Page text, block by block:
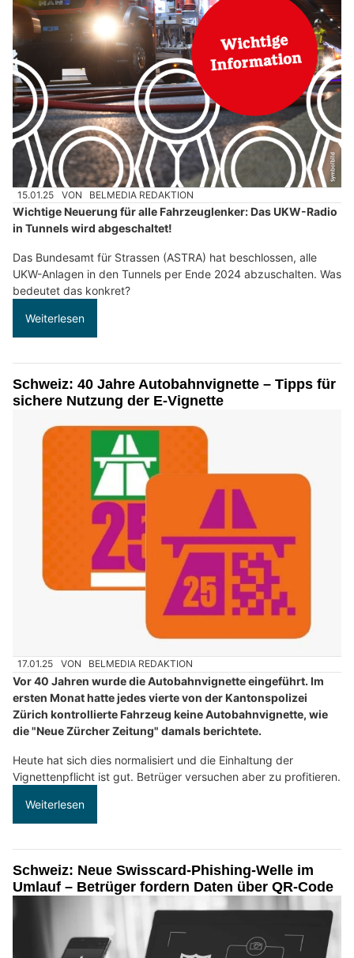
15.01.25 VON BELMEDIA REDAKTION
Wichtige Neuerung für alle Fahrzeuglenker: Das UKW-Radio
in Tunnels wird abgeschaltet!
Das Bundesamt für Strassen (ASTRA) hat beschlossen, alle
UKW-Anlagen in den Tunnels per Ende 2024 abzuschalten. Was
bedeutet das konkret?
Weiterlesen
Schweiz: 40 Jahre Autobahnvignette – Tipps für
sichere Nutzung der E-Vignette
17.01.25 VON BELMEDIA REDAKTION
Vor 40 Jahren wurde die Autobahnvignette eingeführt. Im
ersten Monat hatte jedes vierte von der Kantonspolizei
Zürich kontrollierte Fahrzeug keine Autobahnvignette, wie
die "Neue Zürcher Zeitung" damals berichtete.
Heute hat sich dies normalisiert und die Einhaltung der
Vignettenpflicht ist gut. Betrüger versuchen aber zu profitieren.
Weiterlesen
Schweiz: Neue Swisscard-Phishing-Welle im
Umlauf – Betrüger fordern Daten über QR-Code